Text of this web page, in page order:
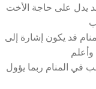
يدل على حاجة الأخت
قد يكون إشارة إلى
في المنام ربما يؤول